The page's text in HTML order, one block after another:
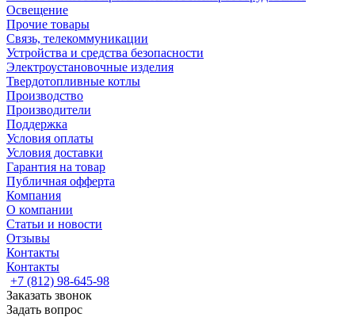
Освещение
Прочие товары
Связь, телекоммуникации
Устройства и средства безопасности
Электроустановочные изделия
Твердотопливные котлы
Производство
Производители
Поддержка
Условия оплаты
Условия доставки
Гарантия на товар
Публичная офферта
Компания
О компании
Статьи и новости
Отзывы
Контакты
Контакты
+7 (812) 98-645-98
Заказать звонок
Задать вопрос